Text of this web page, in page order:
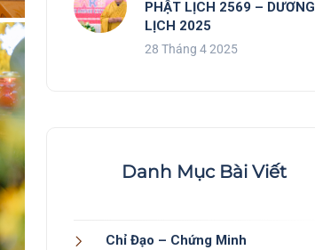
PHẬT LỊCH 2569 – DƯƠNG
LỊCH 2025
28 Tháng 4 2025
Danh Mục Bài Viết
Chỉ Đạo – Chứng Minh